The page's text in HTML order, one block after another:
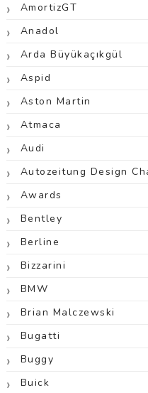
AmortizGT
Anadol
Arda Büyükaçıkgül
Aspid
Aston Martin
Atmaca
Audi
Autozeitung Design
Awards
Bentley
Berline
Bizzarini
BMW
Brian Malczewski
Bugatti
Buggy
Buick